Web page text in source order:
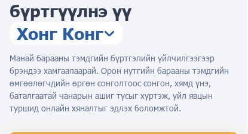
бүртгүүлнэ үү
Хонг Конг
Манай барааны тэмдгийн бүртгэлийн үйлчилгээгээр
брэндээ хамгаалаарай. Орон нутгийн барааны тэмдгийн
өмгөөлөгчдийн өргөн сонголтоос сонгон, хямд үнэ,
баталгаатай чанарын ашиг тусыг хүртэж, үйл явцын
туршид онлайн хяналтыг эдлэх боломжтой.